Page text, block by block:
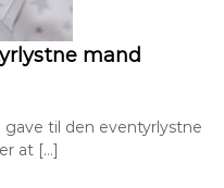
mand
til den eventyrlystne
at […]